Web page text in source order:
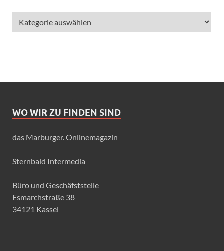
WO WIR ZU FINDEN SIND
das Marburger. Onlinemagazin
Sternbald Intermedia
Büro und Geschäfststelle
Esmarchstraße 38
34121 Kassel